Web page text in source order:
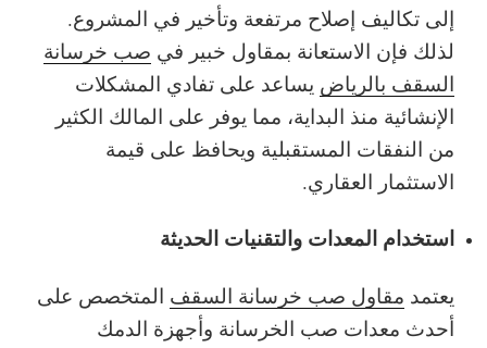
إلى تكاليف إصلاح مرتفعة وتأخير في المشروع.
لذلك فإن الاستعانة بمقاول خبير في صب خرسانة
السقف بالرياض يساعد على تفادي المشكلات
الإنشائية منذ البداية، مما يوفر على المالك الكثير
من النفقات المستقبلية ويحافظ على قيمة
الاستثمار العقاري.
استخدام المعدات والتقنيات الحديثة
يعتمد مقاول صب خرسانة السقف المتخصص على
أحدث معدات صب الخرسانة وأجهزة الدمك